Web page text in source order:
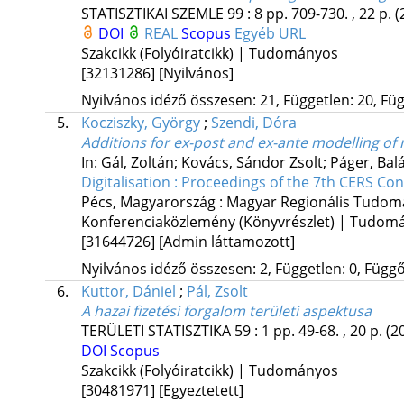
STATISZTIKAI SZEMLE 99: 8 pp. 709-730. , 22 p.
DOI
REALScopus Egyéb URL
Szakcikk (Folyóiratcikk) | Tudományos
[32131286] [Nyilvános]
Nyilvános idéző összesen: 21, Független: 20,
5.
Kocziszky, György; Szendi, Dóra
Additions for ex-post and ex-ante modelling
In: Gál, Zoltán; Kovács, Sándor Zsolt; Páger,
Digitalisation : Proceedings of the 7th CERS
Pécs, Magyarország : Magyar Regionális
Konferenciaközlemény (Könyvrészlet) |
[31644726] [Admin láttamozott]
Nyilvános idéző összesen: 2, Független: 0,
6.
Kuttor, Dániel ; Pál, Zsolt
A hazai fizetési forgalom területi aspektusa
TERÜLETI STATISZTIKA 59: 1 pp. 49-68. , 20 p.
DOI Scopus
Szakcikk (Folyóiratcikk) | Tudományos
[30481971] [Egyeztetett]